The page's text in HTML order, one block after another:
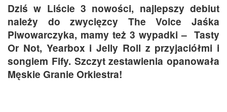
Dziś w Liście 3 nowości, najlepszy debiut
należy do zwycięzcy The Voice Jaśka
Piwowarczyka, mamy też 3 wypadki – Tasty
Or Not, Yearbox i Jelly Roll z przyjaciółmi i
songiem Fify. Szczyt zestawienia opanowała
Męskie Granie Orkiestra!